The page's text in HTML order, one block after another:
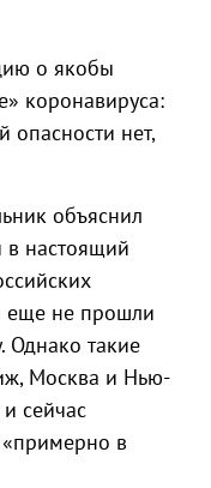
о якобы
коронавируса:
опасности нет,
объяснил
в настоящий
еще не прошли
Однако такие
Москва и Нью-
сейчас
«примерно в